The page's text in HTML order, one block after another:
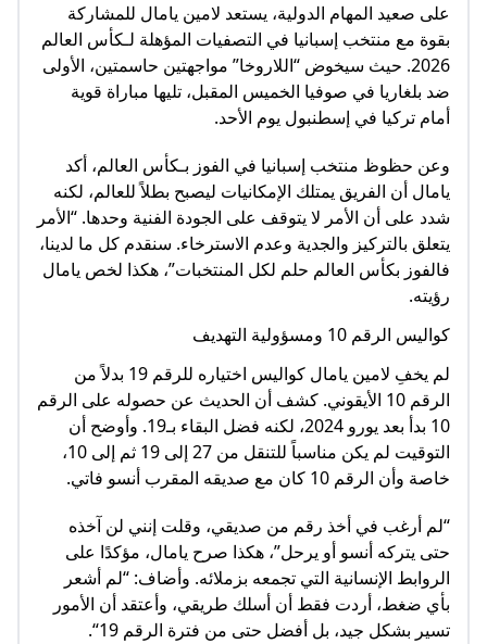
على صعيد المهام الدولية، يستعد لامين يامال للمشاركة
بقوة مع منتخب إسبانيا في التصفيات المؤهلة لـكأس العالم
2026. حيث سيخوض “اللاروخا” مواجهتين حاسمتين، الأولى
ضد بلغاريا في صوفيا الخميس المقبل، تليها مباراة قوية
أمام تركيا في إسطنبول يوم الأحد.
وعن حظوظ منتخب إسبانيا في الفوز بـكأس العالم، أكد
يامال أن الفريق يمتلك الإمكانيات ليصبح بطلاً للعالم، لكنه
شدد على أن الأمر لا يتوقف على الجودة الفنية وحدها. “الأمر
يتعلق بالتركيز والجدية وعدم الاسترخاء. سنقدم كل ما لدينا،
فالفوز بكأس العالم حلم لكل المنتخبات”، هكذا لخص يامال
رؤيته.
كواليس الرقم 10 ومسؤولية التهديف
لم يخفِ لامين يامال كواليس اختياره للرقم 19 بدلاً من
الرقم 10 الأيقوني. كشف أن الحديث عن حصوله على الرقم
10 بدأ بعد يورو 2024، لكنه فضل البقاء بـ19. وأوضح أن
التوقيت لم يكن مناسباً للتنقل من 27 إلى 19 ثم إلى 10،
خاصة وأن الرقم 10 كان مع صديقه المقرب أنسو فاتي.
“لم أرغب في أخذ رقم من صديقي، وقلت إنني لن آخذه
حتى يتركه أنسو أو يرحل”، هكذا صرح يامال، مؤكدًا على
الروابط الإنسانية التي تجمعه بزملائه. وأضاف: “لم أشعر
بأي ضغط، أردت فقط أن أسلك طريقي، وأعتقد أن الأمور
تسير بشكل جيد، بل أفضل حتى من فترة الرقم 19“.